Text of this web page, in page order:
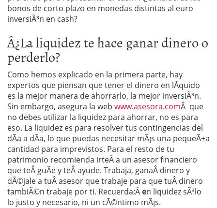
bonos de corto plazo en monedas distintas al euro
inversiÃ³n en cash?
Â¿La liquidez te hace ganar dinero o
perderlo?
Como hemos explicado en la primera parte, hay
expertos que piensan que tener el dinero en lÃ­quido
es la mejor manera de ahorrarlo, la mejor inversiÃ³n.
Sin embargo, asegura la web www.asesora.comÂ que
no debes utilizar la liquidez para ahorrar, no es para
eso. La liquidez es para resolver tus contingencias del
dÃ­a a dÃ­a, lo que puedas necesitar mÃ¡s una pequeÃ±a
cantidad para imprevistos. Para el resto de tu
patrimonio recomienda irteÂ a un asesor financiero
que teÂ guÃ­e y teÂ ayude. Trabaja, ganaÂ dinero y
dÃ©jale a tuÂ asesor que trabaje para que tuÂ dinero
tambiÃ©n trabaje por ti. Recuerda:Â en liquidez sÃ³lo
lo justo y necesario, ni un cÃ©ntimo mÃ¡s.